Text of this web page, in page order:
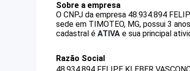
Sobre a empresa
O CNPJ da empresa 48.934.894
sede em TIMOTEO, MG, possui 3
cadastral é ATIVA e sua principal
Razão Social